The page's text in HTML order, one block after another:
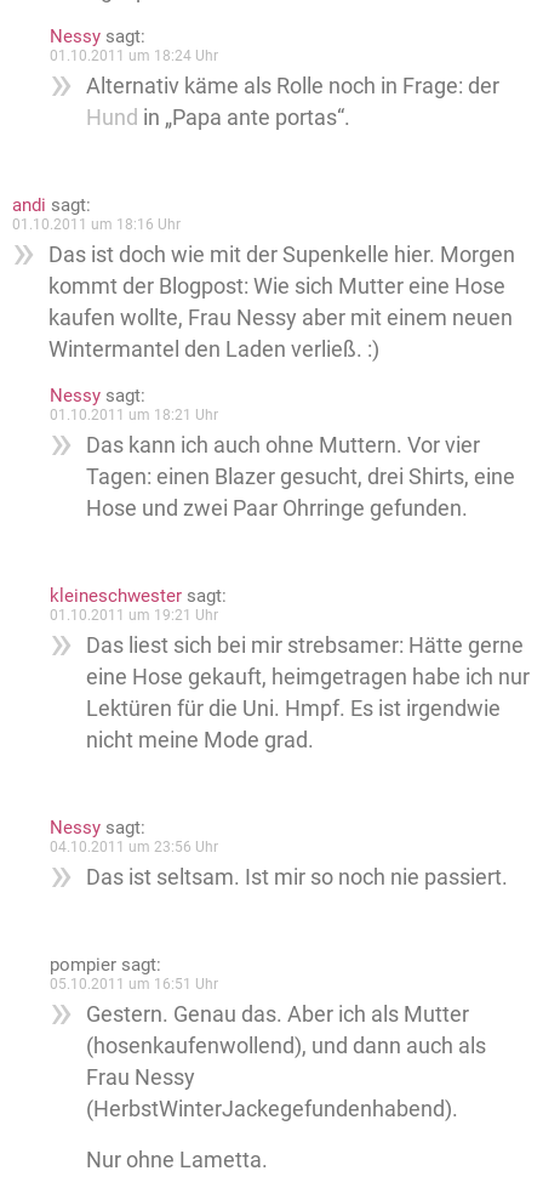
Nessy sagt:
01.10.2011 um 18:24 Uhr
Alternativ käme als Rolle noch in Frage: der
Hund in „Papa ante portas“.
andi sagt:
01.10.2011 um 18:16 Uhr
Das ist doch wie mit der Supenkelle hier. Morgen
kommt der Blogpost: Wie sich Mutter eine Hose
kaufen wollte, Frau Nessy aber mit einem neuen
Wintermantel den Laden verließ. :)
Nessy sagt:
01.10.2011 um 18:21 Uhr
Das kann ich auch ohne Muttern. Vor vier
Tagen: einen Blazer gesucht, drei Shirts, eine
Hose und zwei Paar Ohrringe gefunden.
kleineschwester sagt:
01.10.2011 um 19:21 Uhr
Das liest sich bei mir strebsamer: Hätte gerne
eine Hose gekauft, heimgetragen habe ich nur
Lektüren für die Uni. Hmpf. Es ist irgendwie
nicht meine Mode grad.
Nessy sagt:
04.10.2011 um 23:56 Uhr
Das ist seltsam. Ist mir so noch nie passiert.
pompier sagt:
05.10.2011 um 16:51 Uhr
Gestern. Genau das. Aber ich als Mutter
(hosenkaufenwollend), und dann auch als
Frau Nessy
(HerbstWinterJackegefundenhabend).
Nur ohne Lametta.